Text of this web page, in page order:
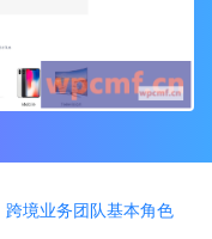
跨境业务团队基本角色